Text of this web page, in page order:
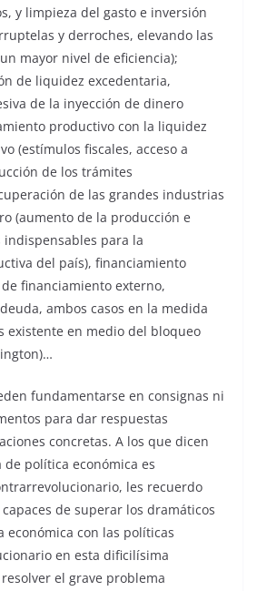
y limpieza del gasto e inversión
y derroches, elevando las
mayor nivel de eficiencia);
de liquidez excedentaria,
de la inyección de dinero
productivo con la liquidez
(estímulos fiscales, acceso a
de los trámites
de las grandes industrias
(aumento de la producción e
para la
del país), financiamiento
financiamiento externo,
ambos casos en la medida
existente en medio del bloqueo
fundamentarse en consignas ni
para dar respuestas
concretas. A los que dicen
política económica es
les recuerdo
de superar los dramáticos
económica con las políticas
en esta dificilísima
el grave problema